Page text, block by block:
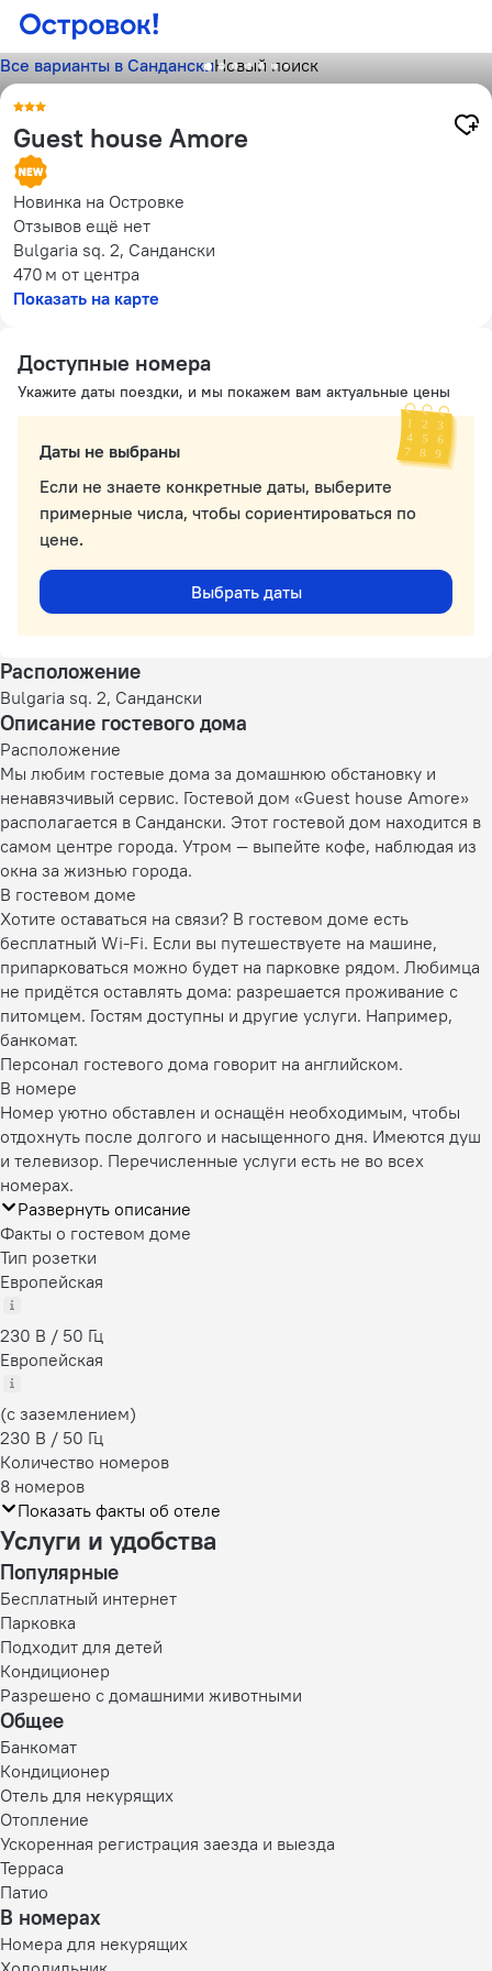
Все варианты в СанданскиНовый поиск
Guest house Amore
Новинка на Островке
Отзывов ещё нет
Bulgaria sq. 2, Сандански
470 м от центра
Показать на карте
Доступные номера
Укажите даты поездки, и мы покажем вам актуальные цены
Даты не выбраны
Если не знаете конкретные даты, выберите
примерные числа, чтобы сориентироваться по
цене.
Выбрать даты
Расположение
Bulgaria sq. 2, Сандански
Описание гостевого дома
Расположение
Мы любим гостевые дома за домашнюю обстановку и
ненавязчивый сервис. Гостевой дом «Guest house Amore»
располагается в Сандански. Этот гостевой дом находится в
самом центре города. Утром — выпейте кофе, наблюдая из
окна за жизнью города.
В гостевом доме
Хотите оставаться на связи? В гостевом доме есть
бесплатный Wi-Fi. Если вы путешествуете на машине,
припарковаться можно будет на парковке рядом. Любимца
не придётся оставлять дома: разрешается проживание с
питомцем. Гостям доступны и другие услуги. Например,
банкомат.
Персонал гостевого дома говорит на английском.
В номере
Номер уютно обставлен и оснащён необходимым, чтобы
отдохнуть после долгого и насыщенного дня. Имеются душ
и телевизор. Перечисленные услуги есть не во всех
номерах.
Развернуть описание
Факты о гостевом доме
Тип розетки
Европейская
230 В / 50 Гц
Европейская
(с заземлением)
230 В / 50 Гц
Количество номеров
8 номеров
Показать факты об отеле
Услуги и удобства
Популярные
Бесплатный интернет
Парковка
Подходит для детей
Кондиционер
Разрешено с домашними животными
Общее
Банкомат
Кондиционер
Отель для некурящих
Отопление
Ускоренная регистрация заезда и выезда
Терраса
Патио
В номерах
Номера для некурящих